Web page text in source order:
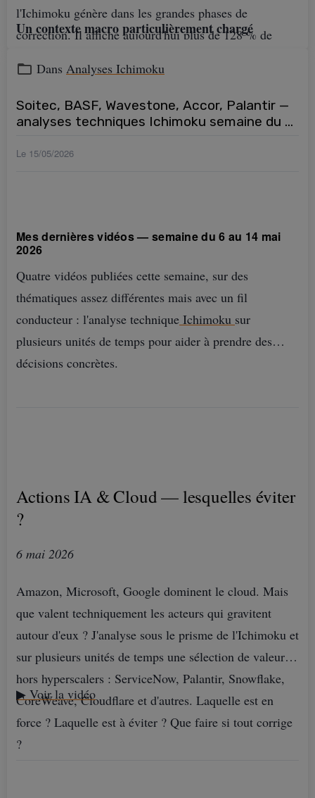
mouvement, sur un simple sentiment de
confiance. Ou sortir intégralement alors que la
ces options est la bonne à un instant donné, et
rien dans votre ressenti ne vous dira laquelle.
savoir quoi lui demander.
l'Ichimoku génère dans les grandes phases de
correction. Il affiche aujourd'hui plus de 128 % de
je rachèterai lorsqu'il reviendra corriger sur des
niveaux clés Ichimoku — en attendant patiemment ce
moment comme en 2020.
Un contexte macro particulièrement chargé
Dans Analyses Ichimoku
Soitec, BASF, Wavestone, Accor, Palantir —
analyses techniques Ichimoku semaine du 6
Le 15/05/2026
Mes dernières vidéos — semaine du 6 au 14 mai
2026
Quatre vidéos publiées cette semaine, sur des
thématiques assez différentes mais avec un fil
conducteur : l'analyse technique Ichimoku sur
plusieurs unités de temps pour aider à prendre des
décisions concrètes.
Actions IA & Cloud — lesquelles éviter
?
6 mai 2026
Amazon, Microsoft, Google dominent le cloud. Mais
que valent techniquement les acteurs qui gravitent
autour d'eux ? J'analyse sous le prisme de l'Ichimoku et
sur plusieurs unités de temps une sélection de valeurs
hors hyperscalers : ServiceNow, Palantir, Snowflake,
CoreWeave, Cloudflare et d'autres. Laquelle est en
force ? Laquelle est à éviter ? Que faire si tout corrige
?
▶ Voir la vidéo